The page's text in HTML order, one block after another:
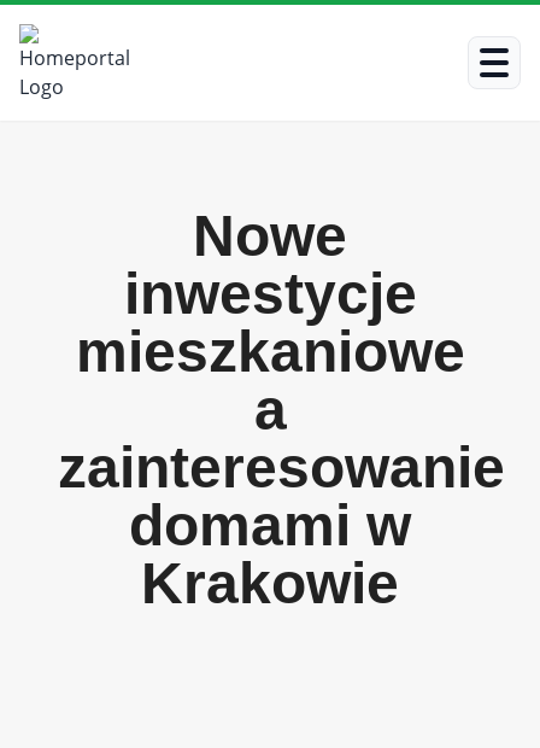
Nowe
inwestycje
mieszkaniowe
a
zainteresowanie
domami w
Krakowie